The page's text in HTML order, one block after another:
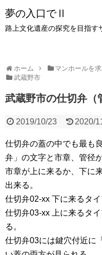
夢の入口でⅡ
路上文化遺産の探究を目指す
ホーム マンホールを
武蔵野市
武蔵野市の仕切弁（
2019/10/23 2020/
仕切弁の蓋の中でも最も
弁」の文字と市章、管径
市章が上に来るか、下に
出来る。
仕切弁02-xx 下に来るタイ
仕切弁03-xx 上に来るタ
る。
仕切弁03には鍵穴付近に